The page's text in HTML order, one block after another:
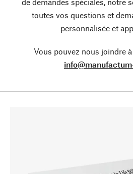
toutes vos questions et
personnalisée et
Vous pouvez nous joindre